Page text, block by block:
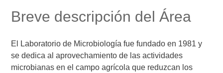
Breve descripción del Área
El Laboratorio de Microbiología fue fundado en 1981 y
se dedica al aprovechamiento de las actividades
microbianas en el campo agrícola que reduzcan los